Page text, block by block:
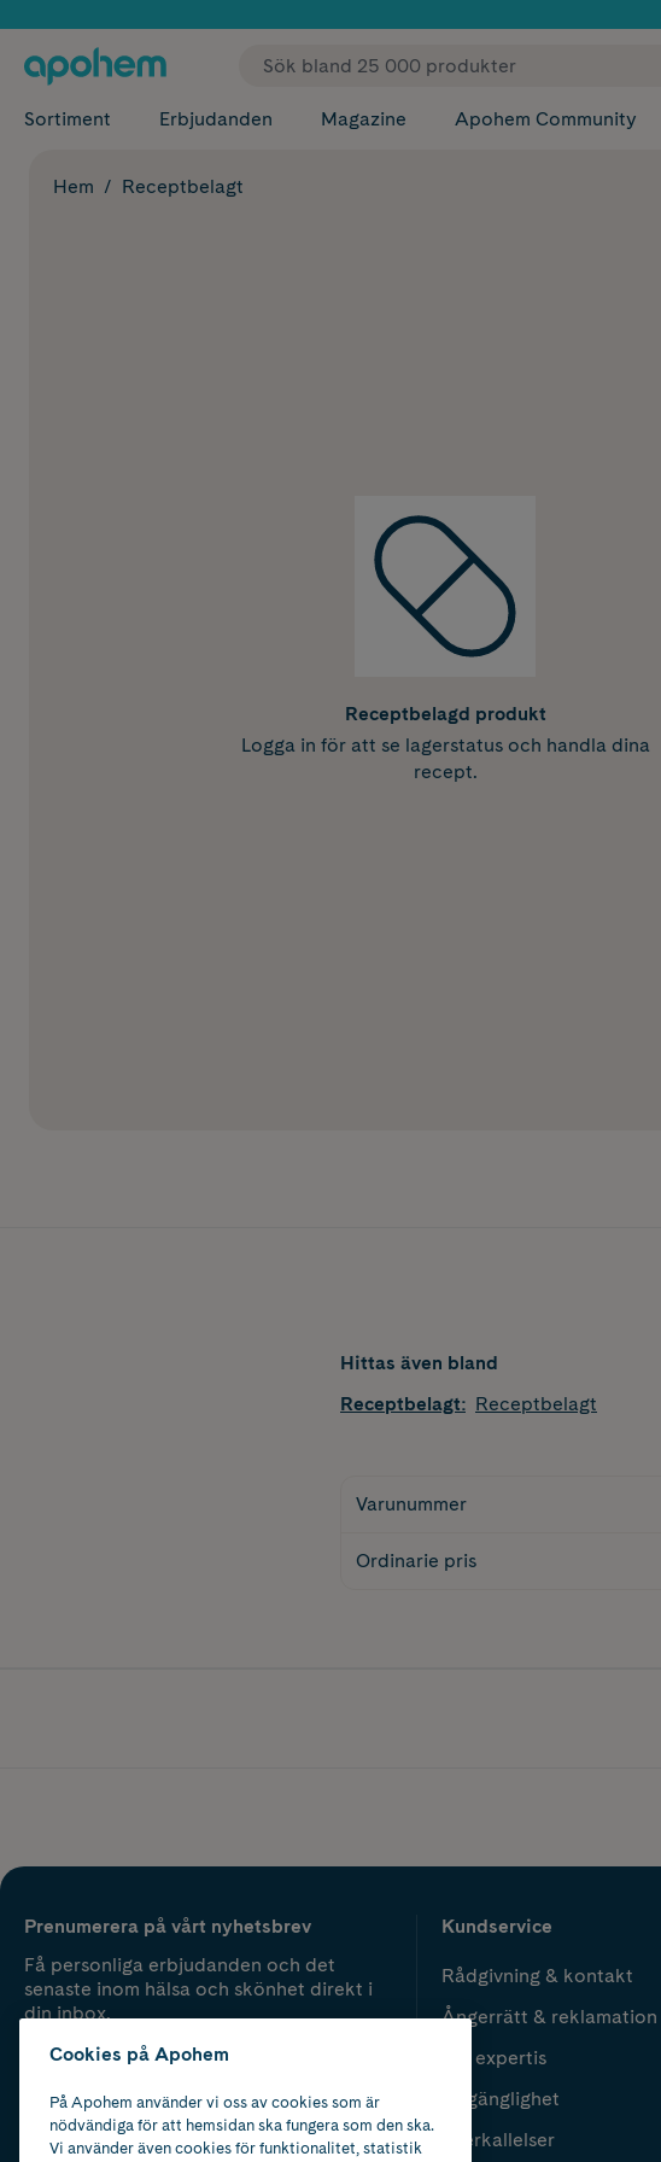
✓ Fri frakt
Sortiment Erbjudanden Magazine Apohem Community
Hem Receptbelagt
Receptbelagd produkt
Logga in för att se lagerstatus och handla dina
recept.
Hittas även bland
Receptbelagt: Receptbelagt
Varunummer
Ordinarie pris
Prenumerera på vårt nyhetsbrev
Få personliga erbjudanden och det
senaste inom hälsa och skönhet direkt i
din inbox.
Kundservice
Rådgivning & kontakt
Ångerrätt & reklamation
Vår expertis
Tillgänglighet
Återkallelser
Cookies på Apohem
På Apohem använder vi oss av cookies som är
nödvändiga för att hemsidan ska fungera som den ska.
Vi använder även cookies för funktionalitet, statistik